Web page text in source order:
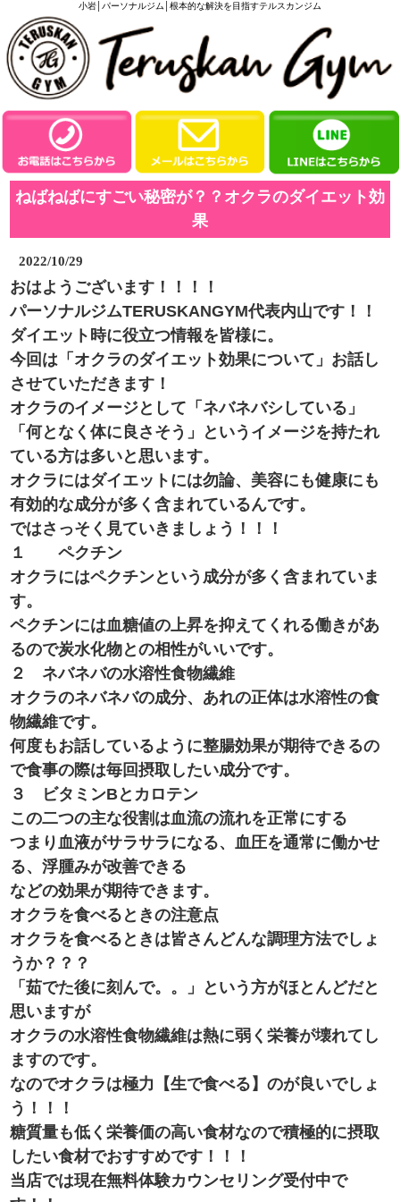
小岩│パーソナルジム│根本的な解決を目指すテルスカンジム
ねばねばにすごい秘密が？？オクラのダイエット効
果
2022/10/29
おはようございます！！！！
パーソナルジムTERUSKANGYM代表内山です！！
ダイエット時に役立つ情報を皆様に。
今回は「オクラのダイエット効果について」お話し
させていただきます！
オクラのイメージとして「ネバネバシしている」
「何となく体に良さそう」というイメージを持たれ
ている方は多いと思います。
オクラにはダイエットには勿論、美容にも健康にも
有効的な成分が多く含まれているんです。
ではさっそく見ていきましょう！！！
１ ペクチン
オクラにはペクチンという成分が多く含まれていま
す。
ペクチンには血糖値の上昇を抑えてくれる働きがあ
るので炭水化物との相性がいいです。
２ ネバネバの水溶性食物繊維
オクラのネバネバの成分、あれの正体は水溶性の食
物繊維です。
何度もお話しているように整腸効果が期待できるの
で食事の際は毎回摂取したい成分です。
３ ビタミンBとカロテン
この二つの主な役割は血流の流れを正常にする
つまり血液がサラサラになる、血圧を通常に働かせ
る、浮腫みが改善できる
などの効果が期待できます。
オクラを食べるときの注意点
オクラを食べるときは皆さんどんな調理方法でしょ
うか？？？
「茹でた後に刻んで。。」という方がほとんどだと
思いますが
オクラの水溶性食物繊維は熱に弱く栄養が壊れてし
ますのです。
なのでオクラは極力【生で食べる】のが良いでしょ
う！！！
糖質量も低く栄養価の高い食材なので積極的に摂取
したい食材でおすすめです！！！
当店では現在無料体験カウンセリング受付中で